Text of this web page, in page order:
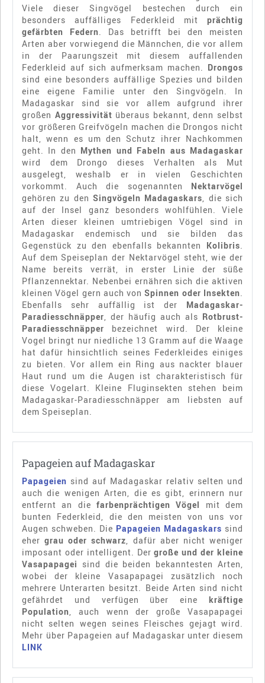
Viele dieser Singvögel bestechen durch ein
besonders auffälliges Federkleid mit prächtig
gefärbten Federn. Das betrifft bei den meisten
Arten aber vorwiegend die Männchen, die vor allem
in der Paarungszeit mit diesem auffallenden
Federkleid auf sich aufmerksam machen. Drongos
sind eine besonders auffällige Spezies und bilden
eine eigene Familie unter den Singvögeln. In
Madagaskar sind sie vor allem aufgrund ihrer
großen Aggressivität überaus bekannt, denn selbst
vor größeren Greifvögeln machen die Drongos nicht
halt, wenn es um den Schutz ihrer Nachkommen
geht. In den Mythen und Fabeln aus Madagaskar
wird dem Drongo dieses Verhalten als Mut
ausgelegt, weshalb er in vielen Geschichten
vorkommt. Auch die sogenannten Nektarvögel
gehören zu den Singvögeln Madagaskars, die sich
auf der Insel ganz besonders wohlfühlen. Viele
Arten dieser kleinen umtriebigen Vögel sind in
Madagaskar endemisch und sie bilden das
Gegenstück zu den ebenfalls bekannten Kolibris.
Auf dem Speiseplan der Nektarvögel steht, wie der
Name bereits verrät, in erster Linie der süße
Pflanzennektar. Nebenbei ernähren sich die aktiven
kleinen Vögel gern auch vonSpinnen oder Insekten.
Ebenfalls sehr auffällig ist der Madagaskar-
Paradiesschnäpper, der häufig auch als Rotbrust-
Paradiesschnäpper bezeichnet wird. Der kleine
Vogel bringt nur niedliche 13 Gramm auf die Waage
hat dafür hinsichtlich seines Federkleides einiges
zu bieten. Vor allem ein Ring aus nackter blauer
Haut rund um die Augen ist charakteristisch für
diese Vogelart. Kleine Fluginsekten stehen beim
Madagaskar-Paradiesschnäpper am liebsten auf
dem Speiseplan.
Papageien auf Madagaskar
Papageien sind auf Madagaskar relativ selten und
auch die wenigen Arten, die es gibt, erinnern nur
entfernt an die farbenprächtigen Vögel
mit dem
bunten Federkleid, die den meisten von uns vor
Augen schweben. Die Papageien Madagaskars sind
ehergrau oder schwarz, dafür aber nicht weniger
imposant oder intelligent. Dergroße und der kleine
Vasapapagei sind die beiden bekanntesten Arten,
wobei der kleine Vasapapagei zusätzlich noch
mehrere Unterarten besitzt. Beide Arten sind nicht
gefährdet und verfügen über eine kräftige
Population, auch wenn der große Vasapapagei
nicht selten wegen seines Fleisches gejagt wird.
Mehr über Papageien auf Madagaskar unter diesem
LINK